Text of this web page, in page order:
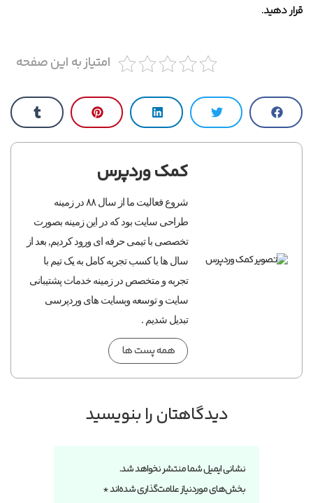
قرار دهید.
امتیاز به این صفحه
کمک وردپرس
شروع فعالیت ما از سال ۸۸ در زمینه
طراحی سایت بود که در این زمینه بصورت
تخصصی با تیمی حرفه ای ورود کردیم, بعد از
سال ها با کسب تجربه کامل به یک تیم با
تجربه و متخصص در زمینه خدمات پشتیبانی
سایت و توسعه وبسایت های وردپرسی
تبدیل شدیم .
همه پست ها
دیدگاهتان را بنویسید
نشانی ایمیل شما منتشر نخواهد شد.
بخش‌های موردنیاز علامت‌گذاری شده‌اند*